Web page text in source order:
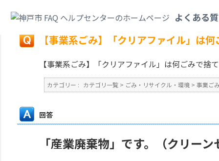
よくある
戻る
【事業系ごみ】「クリアファイル」は
【事業系ごみ】「クリアファイル」は何ごみで捨
カテゴリー : カテゴリ一覧 > ごみ・リサイクル・環境 > 事業ご
回答
「産業廃棄物」です。（クリー